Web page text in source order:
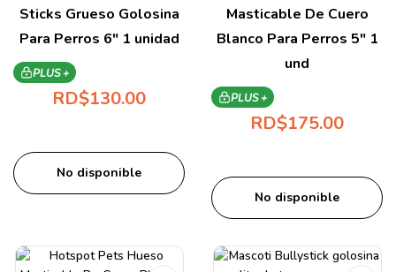
Sticks Grueso Golosina
Para Perros 6″ 1 unidad
PLUS +
RD$130.00
No disponible
Masticable De Cuero
Blanco Para Perros 5″ 1
und
PLUS +
RD$175.00
No disponible